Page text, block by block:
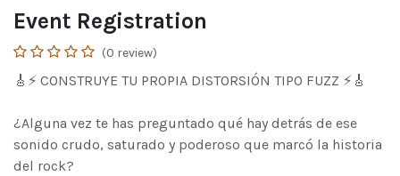
Event Registration
(0 review)
🎸⚡ CONSTRUYE TU PROPIA DISTORSIÓN TIPO FUZZ ⚡🎸
¿Alguna vez te has preguntado qué hay detrás de ese
sonido crudo, saturado y poderoso que marcó la historia
del rock?